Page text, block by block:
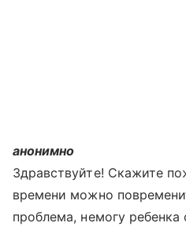
анонимно
Здравствуйте! Скажите
времени можно
проблема, немогу ребенка